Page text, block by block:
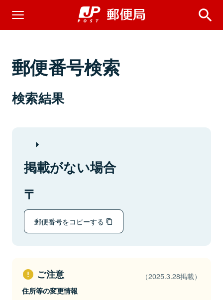
郵便番号検索
検索結果
掲載がない場合
郵便番号をコピーする
ご注意 （2025.3.28掲載）
住所等の変更情報